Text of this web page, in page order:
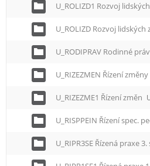
U_ROLIZD1 Rozvoj
U_ROLIZD Rozvoj lidských
U_RODIPRAV Rodinné
U_RIZEZMEN Řízení změny
U_RIZEZME1 Řízení změn
U_RISPPEIN Řízení spec.
U_RIPR3SE Řízená praxe 3.